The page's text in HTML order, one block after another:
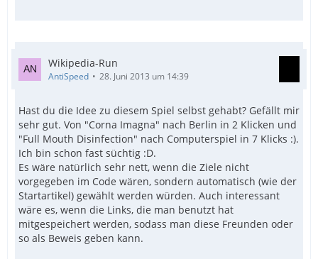
Wikipedia-Run
AntiSpeed 28. Juni 2013 um 14:39
Hast du die Idee zu diesem Spiel selbst gehabt? Gefällt mir
sehr gut. Von "Corna Imagna" nach Berlin in 2 Klicken und
"Full Mouth Disinfection" nach Computerspiel in 7 Klicks :).
Ich bin schon fast süchtig :D.
Es wäre natürlich sehr nett, wenn die Ziele nicht
vorgegeben im Code wären, sondern automatisch (wie der
Startartikel) gewählt werden würden. Auch interessant
wäre es, wenn die Links, die man benutzt hat
mitgespeichert werden, sodass man diese Freunden oder
so als Beweis geben kann.